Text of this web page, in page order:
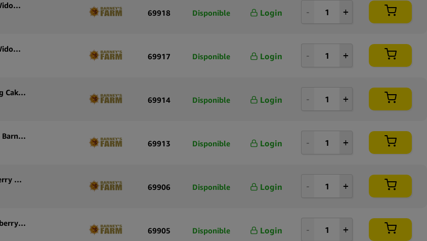
Graines de cannabis autofloraison Barney’s Farm White Widow XXL Auto (pack de 3 graines)
69918 Disponible Login
Graines de cannabis autofloraison Barney’s Farm White Widow XXL Auto (pack de 5 graines)
69917 Disponible Login
Graines de cannabis autofloraison Barney’s Farm Wedding Cake Auto (pack de 3 graines)
69914 Disponible Login
Graines de cannabis autofloraison Wedding Cake Auto de Barney’s Farm (pack de 5 graines)
69913 Disponible Login
Graines de cannabis autofloraison Barney’s Farm Strawberry Cheesecake Auto (paquet de 3 graines)
69906 Disponible Login
Graines de cannabis à autofloraison Barney’s Farm Strawberry Cheesecake Auto (paquet de 5 graines)
69905 Disponible Login